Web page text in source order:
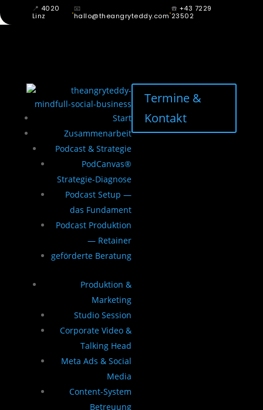
📍 4020
Linz
·📧
hallo@theangryteddy.com·☎️ +43 7229
23502
Start
Zusammenarbeit
Podcast & Strategie
PodCanvas®
Strategie-Diagnose
Podcast Setup —
das Fundament
Podcast Produktion
— Retainer
geförderte Beratung
Produktion &
Marketing
Studio Session
Corporate Video &
Talking Head
Meta Ads & Social
Media
Content-System
Betreuung
Termine &
Kontakt